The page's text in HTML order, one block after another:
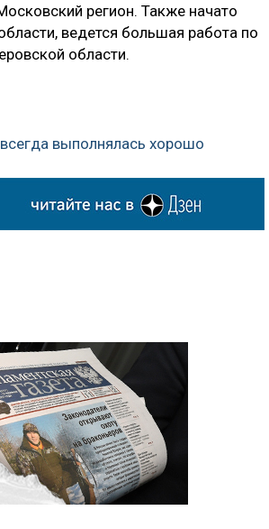
регион. Также начато
ведется большая работа по
области.
выполнялась хорошо